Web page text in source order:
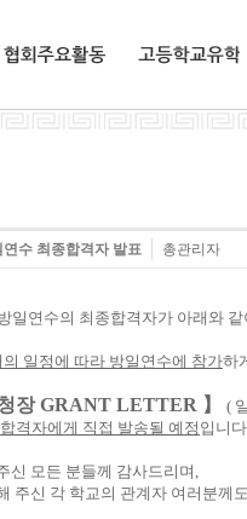
수 최종합격자 발표 총관리자
일연수의 최종합격자가 아래와
의 일정에 따라 방일연수에 참가하
청장 GRANT LETTER 】 (
격자에게 직접 발송될 예정 입니
신 모든 분들께 감사드리며,
주신 각 학교의 관계자 여러분께